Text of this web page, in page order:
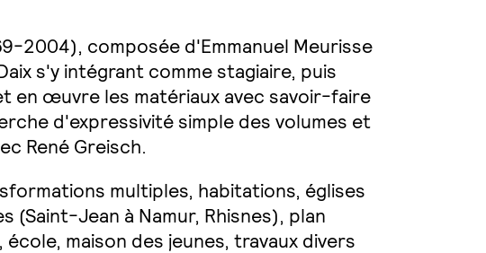
2004), composée d'Emmanuel Meurisse
s'y intégrant comme stagiaire, puis
en œuvre les matériaux avec savoir-faire
d'expressivité simple des volumes et
René Greisch.
multiples, habitations, églises
(Saint-Jean à Namur, Rhisnes), plan
maison des jeunes, travaux divers